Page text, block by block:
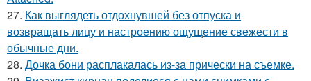
27. Как выглядеть отдохнувшей без отпуска и
возвращать лицу и настроению ощущение свежести в
обычные дни.
28. Дочка бони расплакалась из-за прически на съемке.